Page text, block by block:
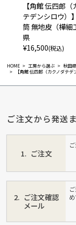
HOME 工房から選ぶ 秋田
【角館 伝四郎（カクノダテ
【角館 伝四郎
テデンシロウ）
筒 無地皮（樺細
県
¥16,500(税込)
ご注文から発送
ご注文
ご注文確認
メール